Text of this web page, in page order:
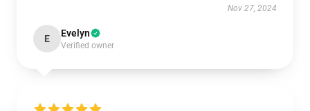
Nov 27, 2024
E Evelyn
Verified owner